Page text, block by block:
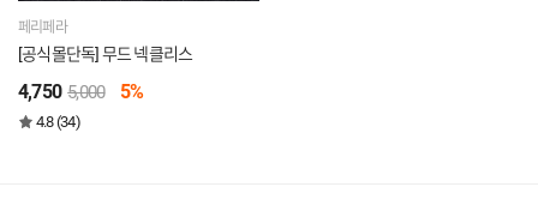
페리페라
[공식몰단독] 무드 넥클리스
4,750 5,000 5%
4.8 (34)